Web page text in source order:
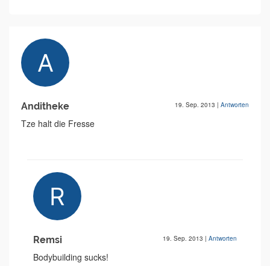
Anditheke 19. Sep. 2013 | Antworten
Tze halt die Fresse
Remsi 19. Sep. 2013 | Antworten
Bodybuilding sucks!